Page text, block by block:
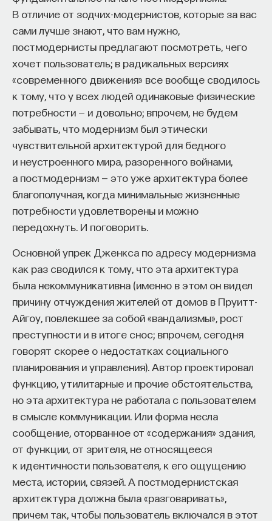
В отличие от зодчих-модернистов, которые за вас
сами лучше знают, что вам нужно,
постмодернисты предлагают посмотреть, чего
хочет пользователь; в радикальных версиях
«современного движения» все вообще сводилось
к тому, что у всех людей одинаковые физические
потребности — и довольно; впрочем, не будем
забывать, что модернизм был этически
чувствительной архитектурой для бедного
и неустроенного мира, разоренного войнами,
а постмодернизм — это уже архитектура более
благополучная, когда минимальные жизненные
потребности удовлетворены и можно
передохнуть. И поговорить.
Основной упрек Дженкса по адресу модернизма
как раз сводился к тому, что эта архитектура
была некоммуникативна (именно в этом он видел
причину отчуждения жителей от домов в Пруитт-
Айгоу, повлекшее за собой «вандализмы», рост
преступности и в итоге снос; впрочем, сегодня
говорят скорее о недостатках социального
планирования и управления). Автор проектировал
функцию, утилитарные и прочие обстоятельства,
но эта архитектура не работала с пользователем
в смысле коммуникации. Или форма несла
сообщение, оторванное от «содержания» здания,
от функции, от зрителя, не относящееся
к идентичности пользователя, к его ощущению
места, истории, связей. А постмодернистская
архитектура должна была «разговаривать»,
причем так, чтобы пользователь включался в этот
оно формируется. Нам долго казалось, что
преподаватель может просто хорошо и логично
изложить материал, а студент — зафиксировать
его и затем воспроизвести. Но самый важный
момент происходит потом, когда человек
остается один на один с этим материалом
и пытается что-то с ним сделать. И получается,
что настоящее образование происходит
не в аудитории, а за ее пределами».
ИИ полезен не как костыль, а как
сложный собеседник
«Мы не наказываем студентов за использование
ничего не объясняет. Важно не то, что студент
обратился к ИИ, а то, как именно он это делает.
Если воспринимать ИИ просто как помощника,
ресурс или способ сэкономить усилия, студенты
чаще всего лишь снижают когнитивную
нагрузку — а университет вообще не для этого
создан. Они некритично делегируют агенту
самые разные задачи и переносят в эту
коммуникацию далеко не лучшие привычки.
Но если использовать ИИ как сложного
собеседника, который заставляет уточнять
основания, спорить и продумывать собственную
позицию, тогда студент действительно
продвигается. Решающее значение имеет
не объем общения и не тип задания, а характер
самой коммуникации».